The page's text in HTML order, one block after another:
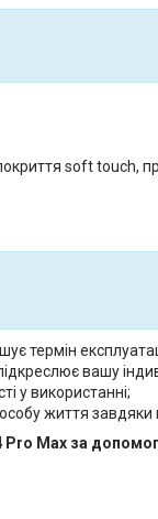
soft touch,
термін
вашу
у використанні;
життя завдяки
Pro Max за